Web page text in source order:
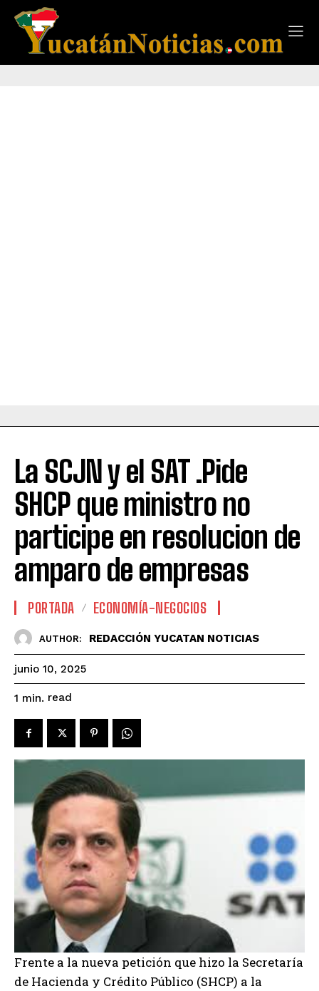
La SCJN y el SAT .Pide
SHCP que ministro no
participe en resolucion de
amparo de empresas
PORTADA ECONOMÍA-NEGOCIOS
AUTHOR: REDACCIÓN YUCATAN NOTICIAS
junio 10, 2025
1 min. read
Frente a la nueva petición que hizo la Secretaría
de Hacienda y Crédito Público (SHCP) a la